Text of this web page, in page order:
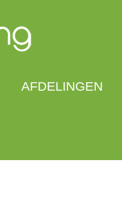
AFDELINGEN